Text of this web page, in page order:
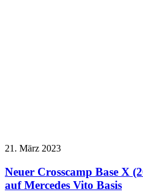
21. März 2023
Neuer Crosscamp Base X
auf Mercedes Vito Basis